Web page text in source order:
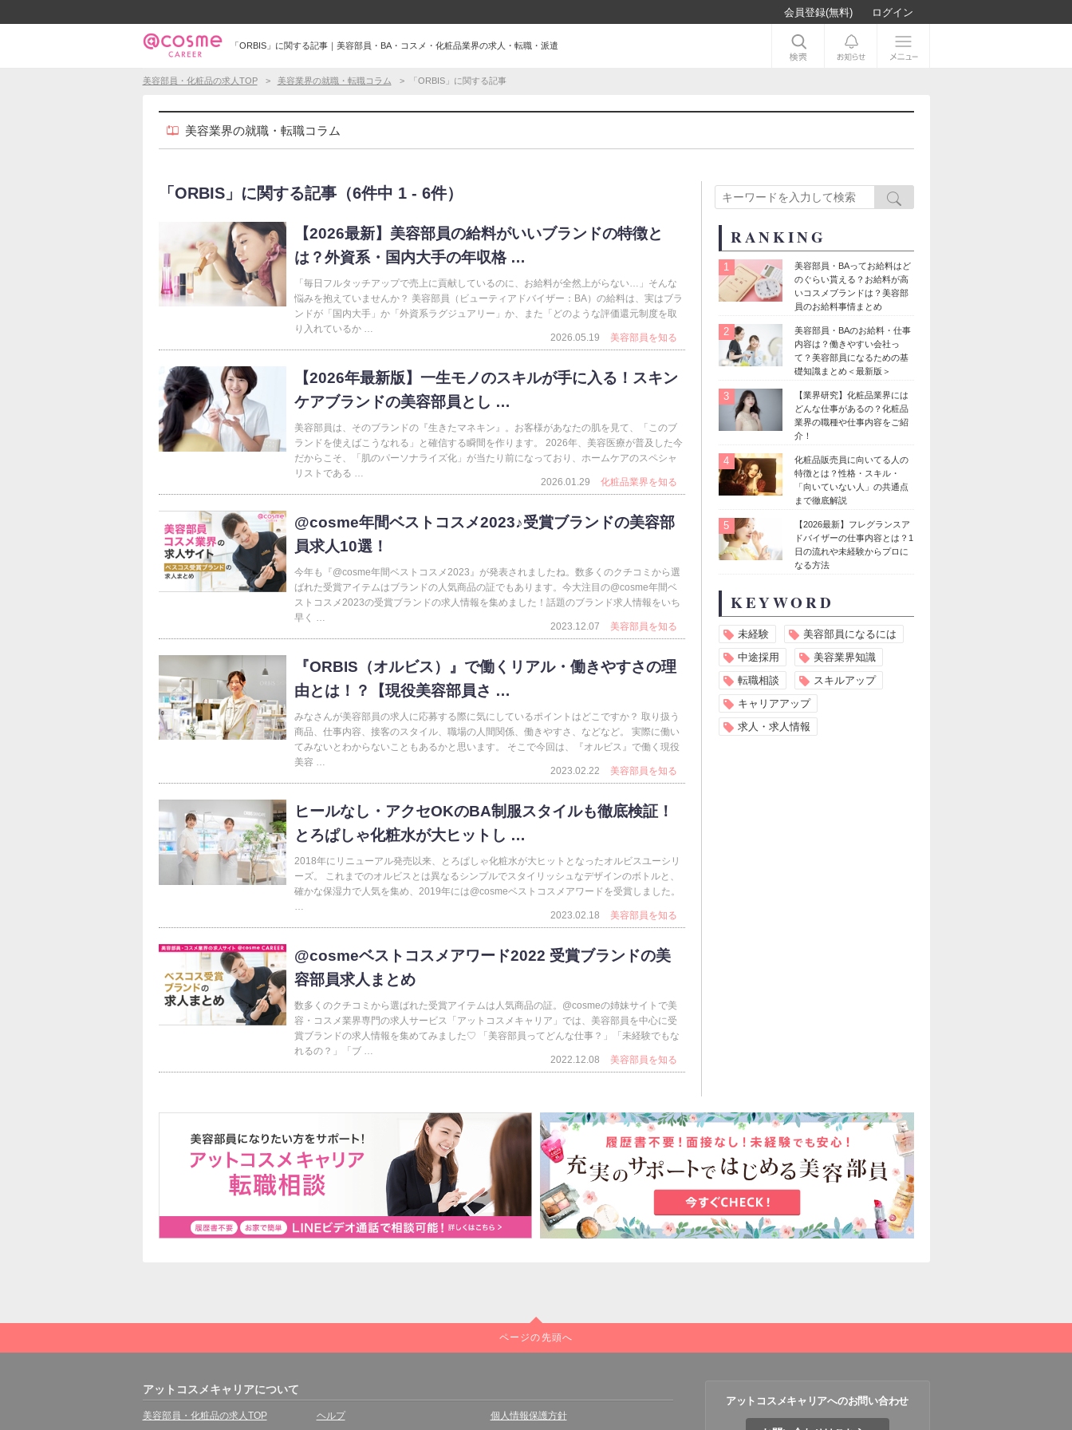
会員登録(無料) ログイン
「ORBIS」に関する記事｜美容部員・BA・コスメ・化粧品業界の求人・転職・派遣
美容部員・化粧品の求人TOP 美容業界の就職・転職コラム 「ORBIS」に関する記事
美容業界の就職・転職コラム
「ORBIS」に関する記事（6件中 1 - 6件）
【2026最新】美容部員の給料がいいブランドの特徴と
は？外資系・国内大手の年収格 …
「毎日フルタッチアップで売上に貢献しているのに、お給料が全然上がらない…」そんな
悩みを抱えていませんか？ 美容部員（ビューティアドバイザー：BA）の給料は、実はブラ
ンドが「国内大手」か「外資系ラグジュアリー」か、また「どのような評価還元制度を取
り入れているか …
2026.05.19
美容部員を知る
【2026年最新版】一生モノのスキルが手に入る！スキン
ケアブランドの美容部員とし …
美容部員は、そのブランドの『生きたマネキン』。お客様があなたの肌を見て、「このブ
ランドを使えばこうなれる」と確信する瞬間を作ります。 2026年、美容医療が普及した今
だからこそ、「肌のパーソナライズ化」が当たり前になっており、ホームケアのスペシャ
リストである …
2026.01.29
化粧品業界を知る
@cosme年間ベストコスメ2023♪受賞ブランドの美容部
員求人10選！
今年も『@cosme年間ベストコスメ2023』が発表されましたね。数多くのクチコミから選
ばれた受賞アイテムはブランドの人気商品の証でもあります。今大注目の@cosme年間ベ
ストコスメ2023の受賞ブランドの求人情報を集めました！話題のブランド求人情報をいち
早く …
2023.12.07
美容部員を知る
『ORBIS（オルビス）』で働くリアル・働きやすさの理
由とは！？【現役美容部員さ …
みなさんが美容部員の求人に応募する際に気にしているポイントはどこですか？ 取り扱う
商品、仕事内容、接客のスタイル、職場の人間関係、働きやすさ、などなど。 実際に働い
てみないとわからないこともあるかと思います。 そこで今回は、『オルビス』で働く現役
美容 …
2023.02.22
美容部員を知る
ヒールなし・アクセOKのBA制服スタイルも徹底検証！
とろぱしゃ化粧水が大ヒットし …
2018年にリニューアル発売以来、とろぱしゃ化粧水が大ヒットとなったオルビスユーシリ
ーズ。 これまでのオルビスとは異なるシンプルでスタイリッシュなデザインのボトルと、
確かな保湿力で人気を集め、2019年には@cosmeベストコスメアワードを受賞しました。
2023.02.18
美容部員を知る
@cosmeベストコスメアワード2022 受賞ブランドの美
容部員求人まとめ
数多くのクチコミから選ばれた受賞アイテムは人気商品の証。@cosmeの姉妹サイトで美
容・コスメ業界専門の求人サービス「アットコスメキャリア」では、美容部員を中心に受
賞ブランドの求人情報を集めてみました♡ 「美容部員ってどんな仕事？」「未経験でもな
れるの？」「ブ …
2022.12.08
美容部員を知る
RANKING
1
美容部員・BAってお給料はど
のぐらい貰える？お給料が高
いコスメブランドは？美容部
員のお給料事情まとめ
2
美容部員・BAのお給料・仕事
内容は？働きやすい会社っ
て？美容部員になるための基
礎知識まとめ＜最新版＞
3
【業界研究】化粧品業界には
どんな仕事があるの？化粧品
業界の職種や仕事内容をご紹
介！
4
化粧品販売員に向いてる人の
特徴とは？性格・スキル・
「向いていない人」の共通点
まで徹底解説
5
【2026最新】フレグランスア
ドバイザーの仕事内容とは？1
日の流れや未経験からプロに
なる方法
KEYWORD
未経験
美容部員になるには
中途採用
美容業界知識
転職相談
スキルアップ
キャリアアップ
求人・求人情報
ページの先頭へ
アットコスメキャリアへのお問い合わせ
アットコスメキャリアについて
美容部員・化粧品の求人TOP ヘルプ
個人情報保護方針